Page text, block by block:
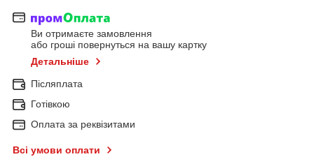
Ви отримаєте замовлення
або гроші повернуться на вашу картку
Детальніше
Післяплата
Готівкою
Оплата за реквізитами
Всі умови оплати